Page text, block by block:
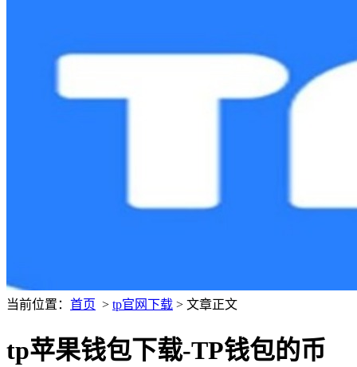
当前位置： 首页 > tp官网下载 > 文章正文
tp苹果钱包下载-TP钱包的币